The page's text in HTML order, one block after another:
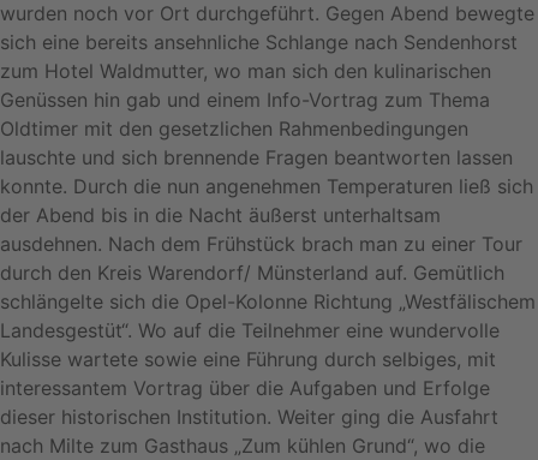
wurden noch vor Ort durchgeführt. Gegen Abend bewegte
sich eine bereits ansehnliche Schlange nach Sendenhorst
zum Hotel Waldmutter, wo man sich den kulinarischen
Genüssen hin gab und einem Info-Vortrag zum Thema
Oldtimer mit den gesetzlichen Rahmenbedingungen
lauschte und sich brennende Fragen beantworten lassen
konnte. Durch die nun angenehmen Temperaturen ließ sich
der Abend bis in die Nacht äußerst unterhaltsam
ausdehnen. Nach dem Frühstück brach man zu einer Tour
durch den Kreis Warendorf/ Münsterland auf. Gemütlich
schlängelte sich die Opel-Kolonne Richtung „Westfälischem
Landesgestüt“. Wo auf die Teilnehmer eine wundervolle
Kulisse wartete sowie eine Führung durch selbiges, mit
interessantem Vortrag über die Aufgaben und Erfolge
dieser historischen Institution. Weiter ging die Ausfahrt
nach Milte zum Gasthaus „Zum kühlen Grund“, wo die